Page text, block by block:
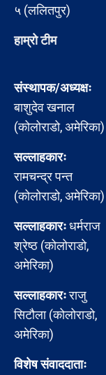
५ (ललितपुर)
हाम्रो टीम
संस्थापक/अध्यक्षः
बाशुदेव खनाल
(कोलोराडो, अमेरिका)
सल्लाहकारः
रामचन्द्र पन्त
(कोलोराडो, अमेरिका)
सल्लाहकारःधर्मराज
श्रेष्ठ (कोलोराडो,
अमेरिका)
सल्लाहकारःराजु
सिटौला (कोलोराडो,
अमेरिका)
विशेष संवाददाताः